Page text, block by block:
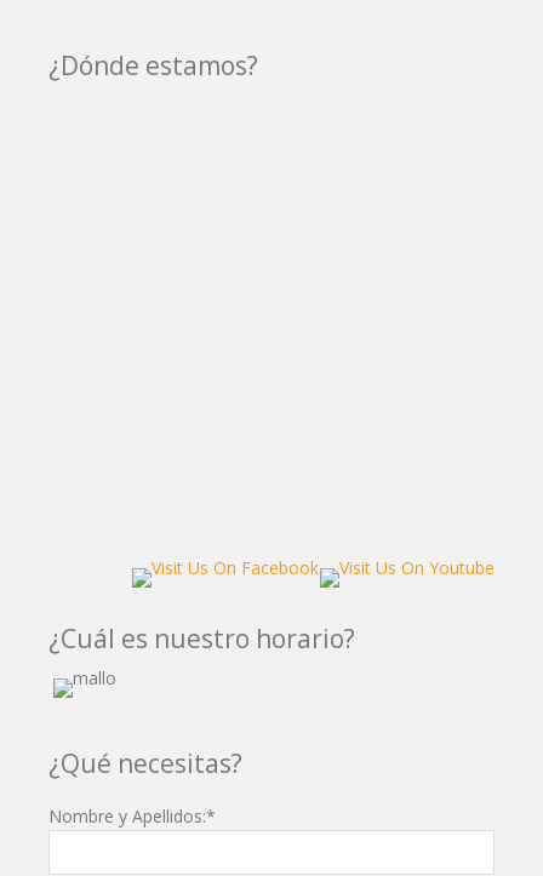
¿Dónde estamos?
¿Cuál es nuestro horario?
¿Qué necesitas?
Nombre y Apellidos:*